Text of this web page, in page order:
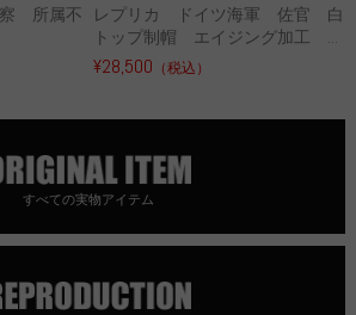
所属不
レプリカ ドイツ海軍 佐官 白
トップ制帽 エイジング加工 ...
¥28,500 （税込）
すべての実物アイテム